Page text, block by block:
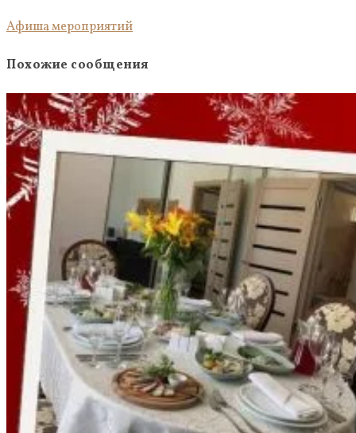
Афиша мероприятий
Похожие сообщения